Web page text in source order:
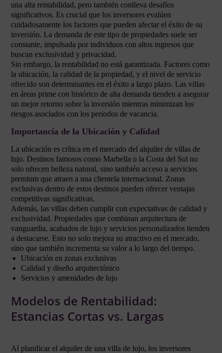
una alta rentabilidad, pero también conlleva desafíos
significativos. Es crucial que los inversores evalúen
cuidadosamente los factores que pueden afectar el éxito de su
inversión. La demanda de este tipo de propiedades suele ser
constante, impulsada por individuos con altos ingresos que
buscan exclusividad y privacidad.
Sin embargo, la rentabilidad no está garantizada. Factores como
la ubicación, la calidad de la propiedad, y el nivel de servicio
ofrecido son determinantes en el éxito a largo plazo. Las villas
en áreas prime con histórico de alta demanda tienden a asegurar
un mejor retorno sobre la inversión mientras minimizan los
riesgos asociados con los periodos de vacancia.
Importancia de la Ubicación y Calidad
La ubicación es crítica en el mercado del alquiler de villas de
lujo. Destinos famosos como Marbella o la Costa del Sol no
solo ofrecen belleza natural, sino también acceso a servicios
premium que atraen a una clientela internacional. Zonas
exclusivas dentro de estos destinos pueden ofrecer ventajas
competitivas significativas.
Además, las villas deben cumplir con expectativas de calidad y
exclusividad. Propiedades que combinan arquitectura de
vanguardia, acabados de lujo y servicios personalizados tienden
a destacarse. Esto no solo mejora su atractivo en el mercado,
sino que también incrementa su valor a lo largo del tiempo.
Ubicación en zonas exclusivas
Calidad y diseño arquitectónico
Servicios y amenidades de lujo
Modelos de Rentabilidad:
Estancias Cortas vs. Largas
Al planificar el alquiler de una villa de lujo, los inversores